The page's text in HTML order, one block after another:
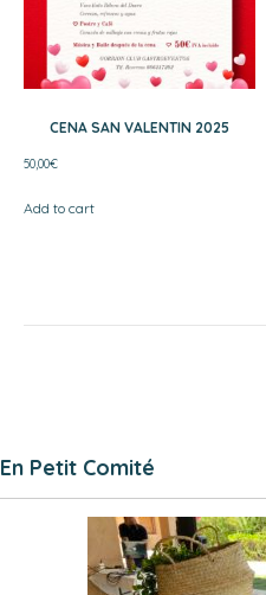
CENA SAN VALENTIN 2025
50,00€
Add to cart
En Petit Comité